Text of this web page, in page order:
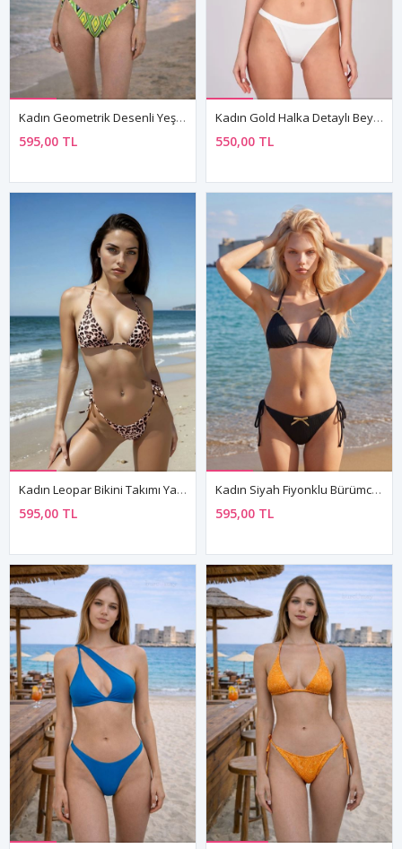
Kadın Geometrik Desenli Yeşil Bağlamalı Üçgen Bikini Takımı
595,00 TL
Kadın Gold Halka Detaylı Beyaz Üçgen Bikini Takımı
550,00 TL
Kadın Leopar Bikini Takımı Yandan Bağlamalı Brazilian Kesim Üçgen Model
595,00 TL
Kadın Siyah Fiyonklu Bürümcük Kumaş Yandan Bağlamalı Brazilian Kesim Üçgen Bikini Takımı
595,00 TL